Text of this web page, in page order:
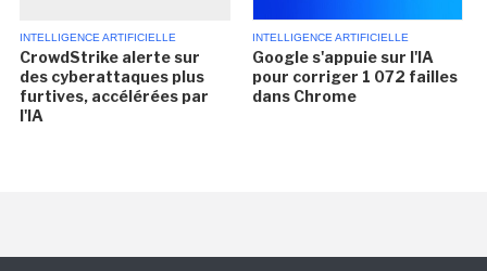
INTELLIGENCE ARTIFICIELLE
CrowdStrike alerte sur
des cyberattaques plus
furtives, accélérées par
l'IA
INTELLIGENCE ARTIFICIELLE
Google s'appuie sur l'IA
pour corriger 1 072 failles
dans Chrome